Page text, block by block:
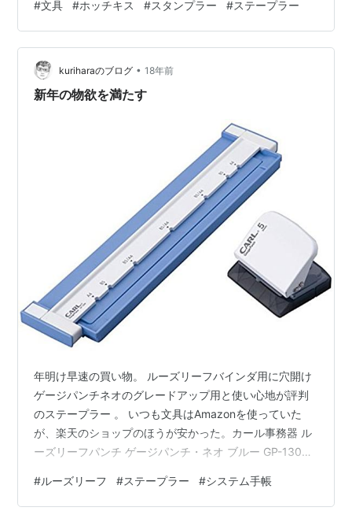
近くの文房具店に買いにいきました。 針は普通のホッチ
キスより若干大きめなので、 だいたいの針の寸法を測っ
ていきました。 文具店にあった３号芯（No.3)が、 ⇐ こ
れです。 だいたい同じくらいなので買ってきました。 だ
いたいっていうのは、微妙に違うような気がしていまし
#文具 #ホッチキス #スタンプラー #ステープラー
kuriharaのブログ • 18年前
新年の物欲を満たす
年明け早速の買い物。 ルーズリーフバインダ用に穴開け
ゲージパンチネオのグレードアップ用と使い心地が評判
のステープラー 。 いつも文具はAmazonを使っていた
が、楽天のショップのほうが安かった。カール事務器 ル
ーズリーフパンチ ゲージパンチ・ネオ ブルー GP-130N-
器 ルーズリーフパンチ グリッサー A4/30穴対応 穴あけ
枚数5枚 SP-30Nメディア: オフィス用品マックス ホッチ
#ルーズリーフ #ステープラー #システム手帳